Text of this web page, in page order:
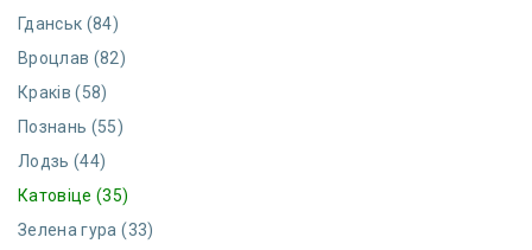
Гданcьк (84)
Вроцлав (82)
Краків (58)
Познань (55)
Лодзь (44)
Катовіце (35)
Зелена гура (33)